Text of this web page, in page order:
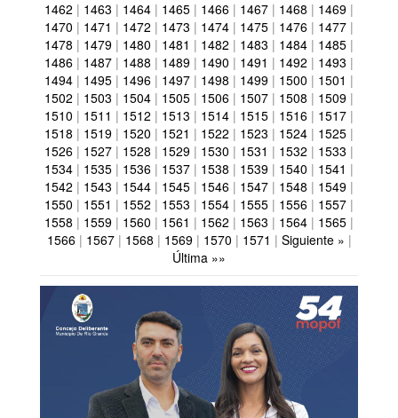
1462 | 1463 | 1464 | 1465 | 1466 | 1467 | 1468 | 1469 |
1470 | 1471 | 1472 | 1473 | 1474 | 1475 | 1476 | 1477 |
1478 | 1479 | 1480 | 1481 | 1482 | 1483 | 1484 | 1485 |
1486 | 1487 | 1488 | 1489 | 1490 | 1491 | 1492 | 1493 |
1494 | 1495 | 1496 | 1497 | 1498 | 1499 | 1500 | 1501 |
1502 | 1503 | 1504 | 1505 | 1506 | 1507 | 1508 | 1509 |
1510 | 1511 | 1512 | 1513 | 1514 | 1515 | 1516 | 1517 |
1518 | 1519 | 1520 | 1521 | 1522 | 1523 | 1524 | 1525 |
1526 | 1527 | 1528 | 1529 | 1530 | 1531 | 1532 | 1533 |
1534 | 1535 | 1536 | 1537 | 1538 | 1539 | 1540 | 1541 |
1542 | 1543 | 1544 | 1545 | 1546 | 1547 | 1548 | 1549 |
1550 | 1551 | 1552 | 1553 | 1554 | 1555 | 1556 | 1557 |
1558 | 1559 | 1560 | 1561 | 1562 | 1563 | 1564 | 1565 |
1566| 1567| 1568 | 1569| 1570 | 1571 | Siguiente » |
Última »»